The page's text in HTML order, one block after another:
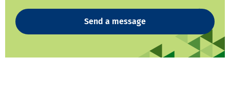
Send a message